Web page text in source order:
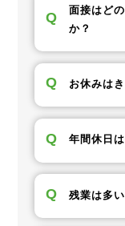
Q
面接はど
か？
Q お休みは
Q 年間休日
Q 残業は多